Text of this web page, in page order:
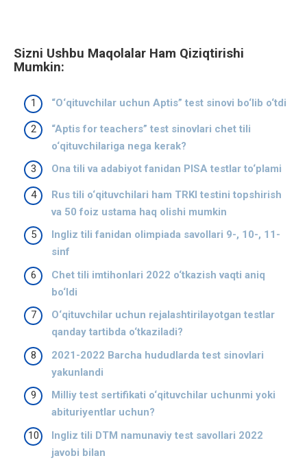
Sizni Ushbu Maqolalar Ham Qiziqtirishi
Mumkin:
“O‘qituvchilar uchun Aptis” test sinovi bo‘lib o‘tdi
“Aptis for teachers” test sinovlari chet tili
o‘qituvchilariga nega kerak?
Ona tili va adabiyot fanidan PISA testlar to‘plami
Rus tili o‘qituvchilari ham TRKI testini topshirish
va 50 foiz ustama haq olishi mumkin
Ingliz tili fanidan olimpiada savollari 9-, 10-, 11-
sinf
Chet tili imtihonlari 2022 o‘tkazish vaqti aniq
bo‘ldi
O‘qituvchilar uchun rejalashtirilayotgan testlar
qanday tartibda o‘tkaziladi?
2021-2022 Barcha hududlarda test sinovlari
yakunlandi
Milliy test sertifikati o‘qituvchilar uchunmi yoki
abituriyentlar uchun?
Ingliz tili DTM namunaviy test savollari 2022
javobi bilan